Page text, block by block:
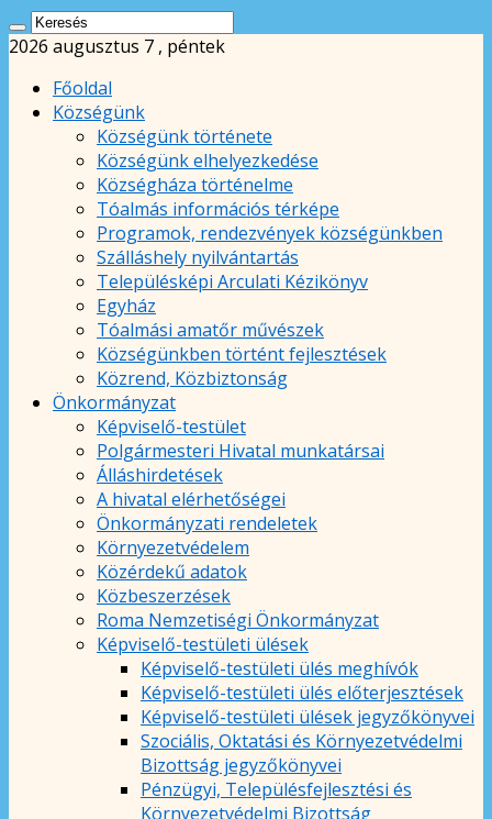
2026 augusztus 7 , péntek
Főoldal
Községünk
Községünk története
Községünk elhelyezkedése
Községháza történelme
Tóalmás információs térképe
Programok, rendezvények községünkben
Szálláshely nyilvántartás
Településképi Arculati Kézikönyv
Egyház
Tóalmási amatőr művészek
Községünkben történt fejlesztések
Közrend, Közbiztonság
Önkormányzat
Képviselő-testület
Polgármesteri Hivatal munkatársai
Álláshirdetések
A hivatal elérhetőségei
Önkormányzati rendeletek
Környezetvédelem
Közérdekű adatok
Közbeszerzések
Roma Nemzetiségi Önkormányzat
Képviselő-testületi ülések
Képviselő-testületi ülés meghívók
Képviselő-testületi ülés előterjesztések
Képviselő-testületi ülések jegyzőkönyvei
Szociális, Oktatási és Környezetvédelmi
Bizottság jegyzőkönyvei
Pénzügyi, Településfejlesztési és
Környezetvédelmi Bizottság